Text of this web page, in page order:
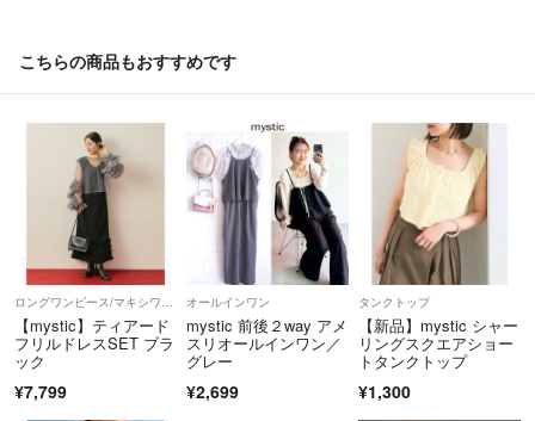
購入の際にご不明な点がありましたらコメントください♡
評価を下げる方は御遠慮ください。
☆まとめ買いは値下げさせて頂きます♡
専用を作るのでコメントください☺️
たくさん買ってくれた方にはおまけをつけています♡♡
こちらの商品もおすすめです
ロングワンピース/マキシワンピース
【mystic】ティアード
フリルドレスSET ブラ
ック
¥7,799
オールインワン
mystic 前後２way アメ
スリオールインワン／
グレー
¥2,699
タンクトップ
【新品】mystic シャー
リングスクエアショー
トタンクトップ
¥1,300